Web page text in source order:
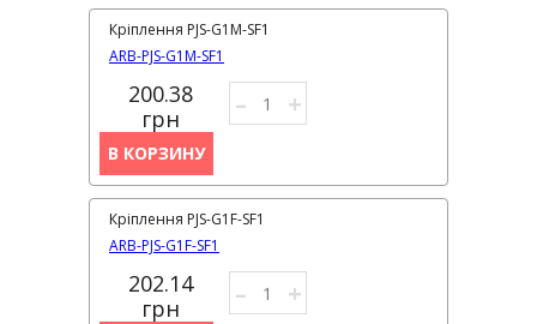
ARB-PJS-G1M-SF1
Кріплення PJS-G1M-SF1
200.38
грн
– +
В КОРЗИНУ
ARB-PJS-G1F-SF1
Кріплення PJS-G1F-SF1
202.14
грн
– +